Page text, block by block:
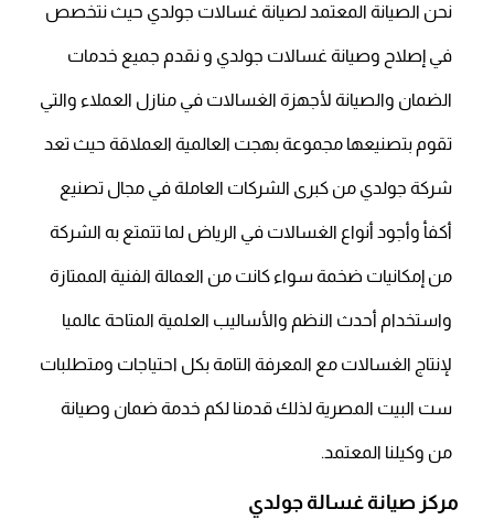
نحن الصيانة المعتمد لصيانة غسالات جولدي حيث نتخصص
في إصلاح وصيانة غسالات جولدي و نقدم جميع خدمات
الضمان والصيانة لأجهزة الغسالات في منازل العملاء والتي
تقوم بتصنيعها مجموعة بهجت العالمية العملاقة حيث تعد
شركة جولدي من كبرى الشركات العاملة في مجال تصنيع
أكفأ وأجود أنواع الغسالات في الرياض لما تتمتع به الشركة
من إمكانيات ضخمة سواء كانت من العمالة الفنية الممتازة
واستخدام أحدث النظم والأساليب العلمية المتاحة عالميا
لإنتاج الغسالات مع المعرفة التامة بكل احتياجات ومتطلبات
ست البيت المصرية لذلك قدمنا لكم خدمة ضمان وصيانة
من وكيلنا المعتمد.
مركز صيانة غسالة جولدي